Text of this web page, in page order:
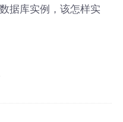
据库实例，该怎样实